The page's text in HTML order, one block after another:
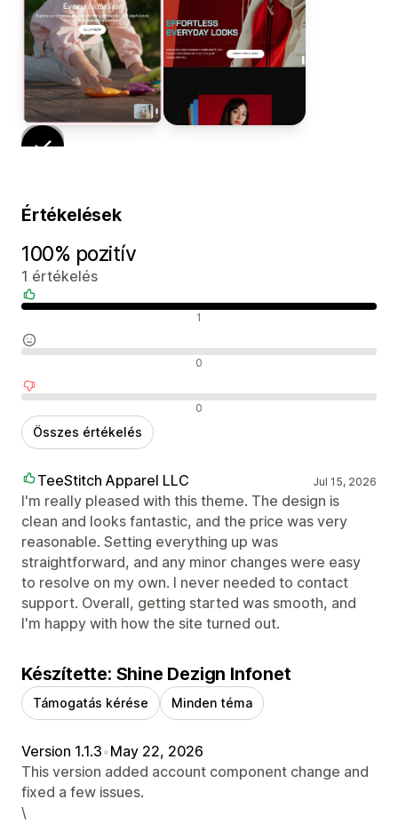
Értékelések
100% pozitív
1 értékelés
1
0
0
Összes értékelés
TeeStitch Apparel LLC Jul 15, 2026
I'm really pleased with this theme. The design is
clean and looks fantastic, and the price was very
reasonable. Setting everything up was
straightforward, and any minor changes were easy
to resolve on my own. I never needed to contact
support. Overall, getting started was smooth, and
I'm happy with how the site turned out.
Készítette: Shine Dezign Infonet
Támogatás kérése Minden téma
Version 1.1.3•May 22, 2026
This version added account component change and
fixed a few issues.
\